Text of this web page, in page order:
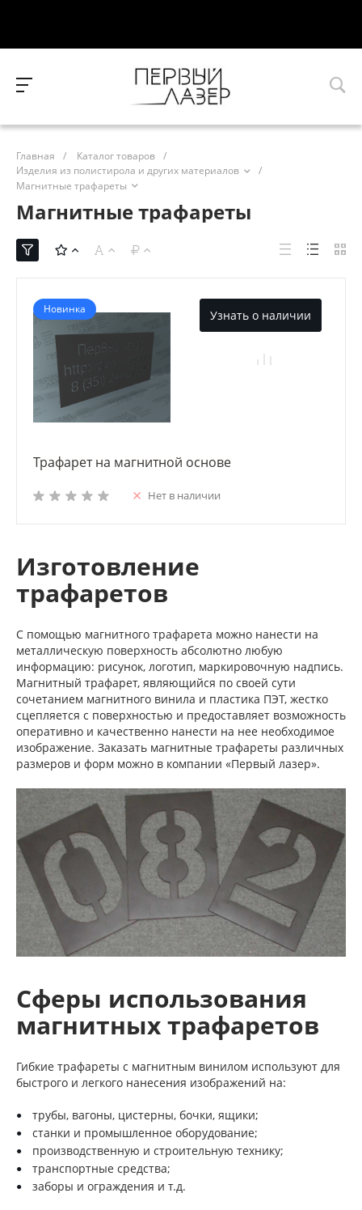
Главная / Каталог товаров /
Изделия из полистирола и других материалов
/
Магнитные трафареты
Магнитные трафареты
Новинка Узнать о наличии
Трафарет на магнитной основе
Нет в наличии
Изготовление
трафаретов
С помощью магнитного трафарета можно нанести на
металлическую поверхность абсолютно любую
информацию: рисунок, логотип, маркировочную надпись.
Магнитный трафарет, являющийся по своей сути
сочетанием магнитного винила и пластика ПЭТ, жестко
сцепляется с поверхностью и предоставляет возможность
оперативно и качественно нанести на нее необходимое
изображение. Заказать магнитные трафареты различных
размеров и форм можно в компании «Первый лазер».
Сферы использования
магнитных трафаретов
Гибкие трафареты с магнитным винилом используют для
быстрого и легкого нанесения изображений на:
трубы, вагоны, цистерны, бочки, ящики;
станки и промышленное оборудование;
производственную и строительную технику;
транспортные средства;
заборы и ограждения и т.д.